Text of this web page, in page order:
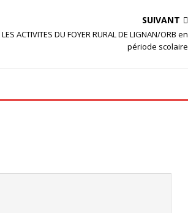
SUIVANT
LES ACTIVITES DU FOYER RURAL DE LIGNAN/ORB en
période scolaire